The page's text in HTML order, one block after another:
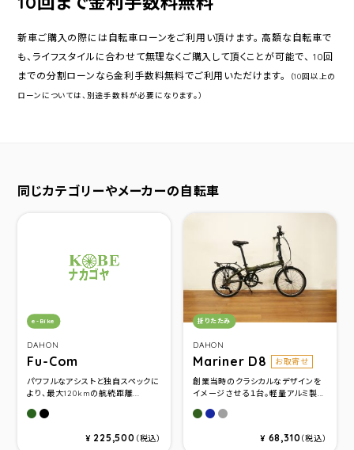
新車ご購入の際には自転車ローンをご利用い頂けます。 高額な自転車で
も、ライフスタイルに合わせて無理なくご購入して頂くことが可能で、 10回
までの分割ローンなら金利手数料無料でご利用いただけます。
（10回以上の
ローンについては、別途手数料が必要になります。）
同じカテゴリーやメーカーの自転車
DAHON
Fu-Com
カテゴリ：
e-Bike
パワフルなアシストと独自スペックに
より、最大120kmの航続距離...
カーキ
マットブラック
¥ 225,500 （税込）
DAHON
Mariner D8 お取寄せ
カテゴリ：
折りたたみ
創業当時のクラシカルなデザインを
イメージさせる１台。軽量アルミ製...
Olive Drab
Ocean Navy
Gunmetal
¥ 68,310（税込）